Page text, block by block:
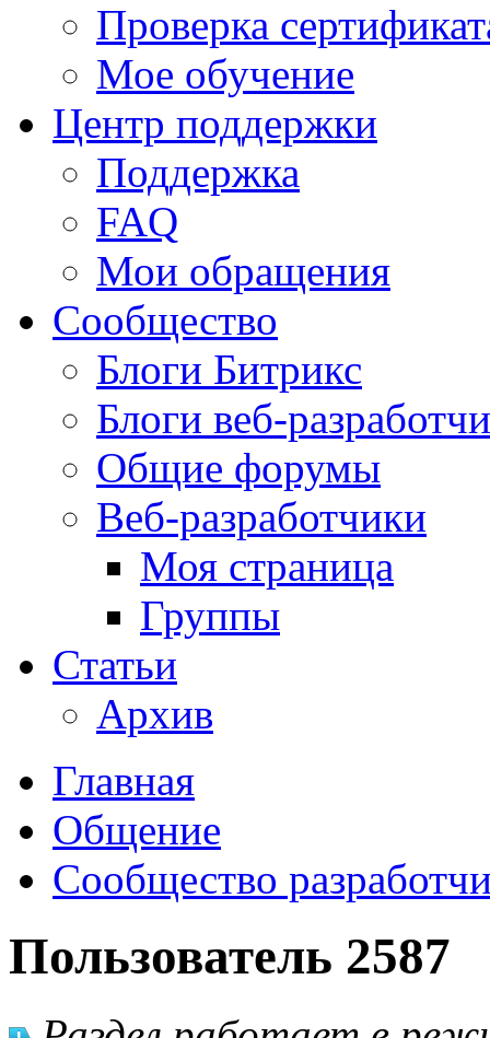
Проверка
Мое обучение
Центр поддержки
Поддержка
FAQ
Мои обращения
Сообщество
Блоги Битрикс
Блоги веб-
Общие форумы
Веб-разработчики
Моя страница
Группы
Статьи
Архив
Главная
Общение
Сообщество
Пользователь 2587